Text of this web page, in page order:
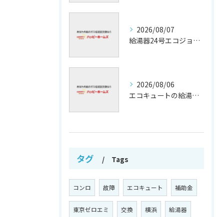
2026/08/07
給湯器24号エコジョーズの省エネ技術解説
2026/08/06
エコキュートの給湯効率と省エネ効果
タグ Tags
コンロ 故障 エコキュート 補助金
東京ゼロエミ 交換 横浜 給湯器